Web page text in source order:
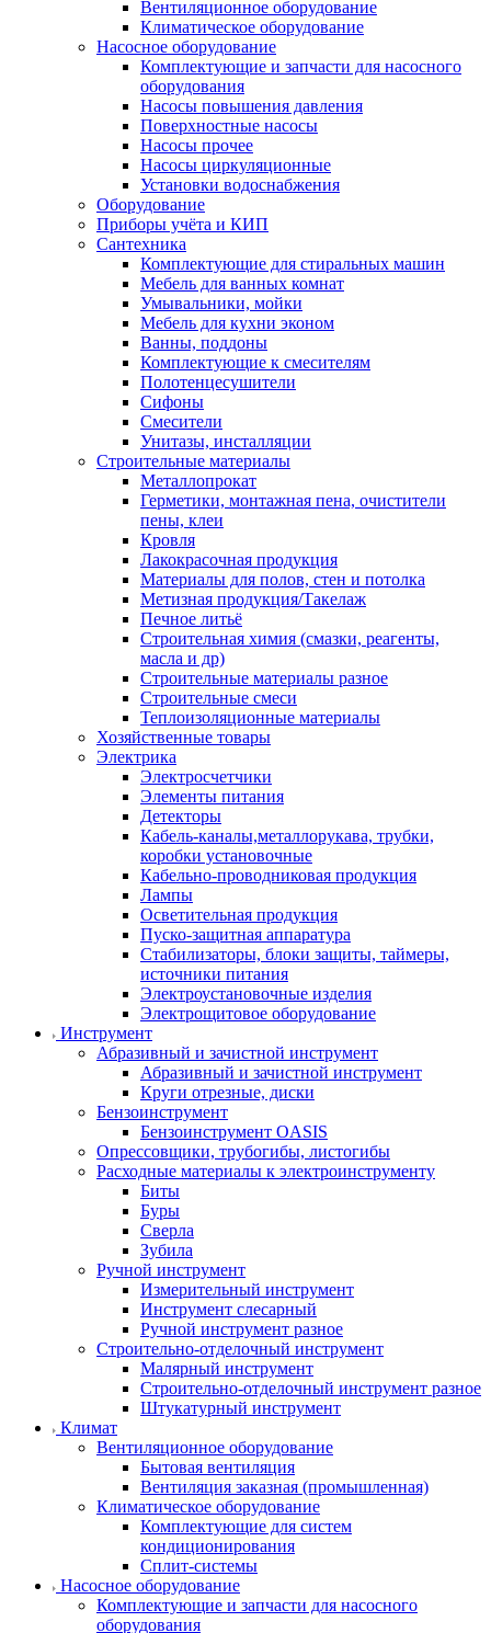
Вентиляционное оборудование
Климатическое оборудование
Насосное оборудование
Комплектующие и запчасти для насосного
оборудования
Насосы повышения давления
Поверхностные насосы
Насосы прочее
Насосы циркуляционные
Установки водоснабжения
Оборудование
Приборы учёта и КИП
Сантехника
Комплектующие для стиральных машин
Мебель для ванных комнат
Умывальники, мойки
Мебель для кухни эконом
Ванны, поддоны
Комплектующие к смесителям
Полотенцесушители
Сифоны
Смесители
Унитазы, инсталляции
Строительные материалы
Металлопрокат
Герметики, монтажная пена, очистители
пены, клеи
Кровля
Лакокрасочная продукция
Материалы для полов, стен и потолка
Метизная продукция/Такелаж
Печное литьё
Строительная химия (смазки, реагенты,
масла и др)
Строительные материалы разное
Строительные смеси
Теплоизоляционные материалы
Хозяйственные товары
Электрика
Электросчетчики
Элементы питания
Детекторы
Кабель-каналы,металлорукава, трубки,
коробки установочные
Кабельно-проводниковая продукция
Лампы
Осветительная продукция
Пуско-защитная аппаратура
Стабилизаторы, блоки защиты, таймеры,
источники питания
Электроустановочные изделия
Электрощитовое оборудование
Инструмент
Абразивный и зачистной инструмент
Абразивный и зачистной инструмент
Круги отрезные, диски
Бензоинструмент
Бензоинструмент OASIS
Опрессовщики, трубогибы, листогибы
Расходные материалы к электроинструменту
Биты
Буры
Сверла
Зубила
Ручной инструмент
Измерительный инструмент
Инструмент слесарный
Ручной инструмент разное
Строительно-отделочный инструмент
Малярный инструмент
Строительно-отделочный инструмент разное
Штукатурный инструмент
Климат
Вентиляционное оборудование
Бытовая вентиляция
Вентиляция заказная (промышленная)
Климатическое оборудование
Комплектующие для систем
кондиционирования
Сплит-системы
Насосное оборудование
Комплектующие и запчасти для насосного
оборудования